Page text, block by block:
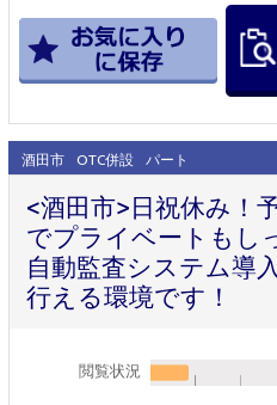
酒田市 OTC併設 パート
<酒田市>日祝休み！
でプライベートも
自動監査システム導
行える環境です！
閲覧状況